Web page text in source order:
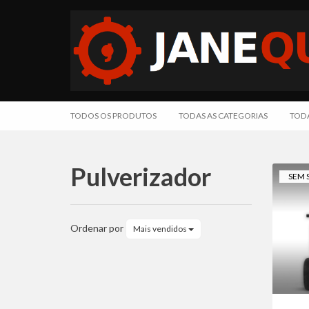
TODOS OS PRODUTOS TODAS AS CATEGORIAS
Pulverizador
Ordenar por Mais vendidos
SEM